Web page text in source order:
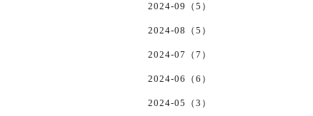
2024-09（5）
2024-08（5）
2024-07（7）
2024-06（6）
2024-05（3）